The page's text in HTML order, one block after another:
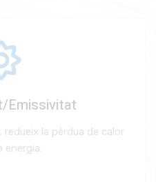
Emissivitat
redueix la pèrdua de calor
energia.